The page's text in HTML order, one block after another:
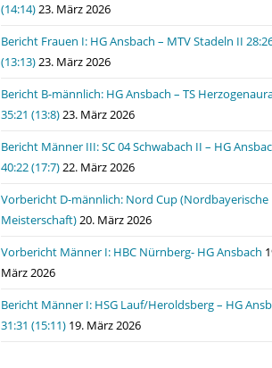
(14:14)23. März 2026
Bericht Frauen I: HG Ansbach – MTV Stadeln II
(13:13)23. März 2026
Bericht B-männlich: HG Ansbach – TS
35:21 (13:8)23. März 2026
Bericht Männer III: SC 04 Schwabach II – HG
40:22 (17:7)22. März 2026
Vorbericht D-männlich: Nord Cup (Nordbayerische
Meisterschaft)20. März 2026
Vorbericht Männer I: HBC Nürnberg- HG Ansbach
März 2026
Bericht Männer I: HSG Lauf/Heroldsberg – HG
31:31 (15:11) 19. März 2026